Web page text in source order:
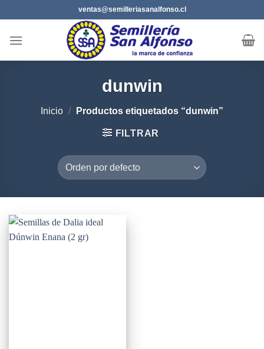
al
contenido
ventas@semilleriasanalfonso.cl
dunwin
Inicio / Productos etiquetados “dunwin”
FILTRAR